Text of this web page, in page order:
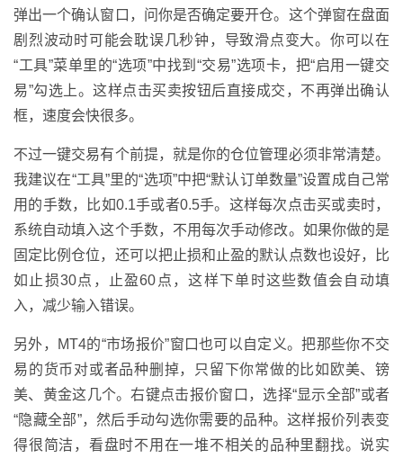
弹出一个确认窗口，问你是否确定要开仓。这个弹窗在盘面
剧烈波动时可能会耽误几秒钟，导致滑点变大。你可以在
“工具”菜单里的“选项”中找到“交易”选项卡，把“启用一键交
易”勾选上。这样点击买卖按钮后直接成交，不再弹出确认
框，速度会快很多。
不过一键交易有个前提，就是你的仓位管理必须非常清楚。
我建议在“工具”里的“选项”中把“默认订单数量”设置成自己常
用的手数，比如0.1手或者0.5手。这样每次点击买或卖时，
系统自动填入这个手数，不用每次手动修改。如果你做的是
固定比例仓位，还可以把止损和止盈的默认点数也设好，比
如止损30点，止盈60点，这样下单时这些数值会自动填
入，减少输入错误。
另外，MT4的“市场报价”窗口也可以自定义。把那些你不交
易的货币对或者品种删掉，只留下你常做的比如欧美、镑
美、黄金这几个。右键点击报价窗口，选择“显示全部”或者
“隐藏全部”，然后手动勾选你需要的品种。这样报价列表变
得很简洁，看盘时不用在一堆不相关的品种里翻找。说实